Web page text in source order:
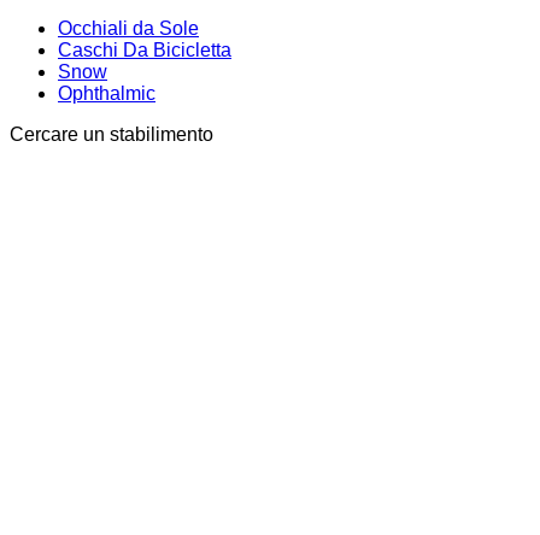
Occhiali da Sole
Caschi Da Bicicletta
Snow
Ophthalmic
Cercare un stabilimento